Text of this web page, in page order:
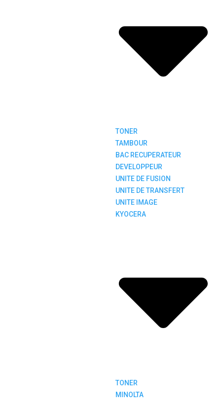
TONER
TAMBOUR
BAC RECUPERATEUR
DEVELOPPEUR
UNITE DE FUSION
UNITE DE TRANSFERT
UNITE IMAGE
KYOCERA
TONER
MINOLTA